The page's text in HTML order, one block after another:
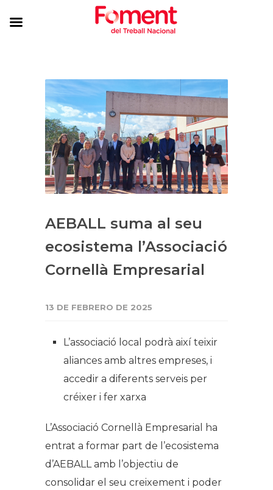
AEBALL suma al seu
ecosistema l’Associació
Cornellà Empresarial
13 DE FEBRERO DE 2025
L’associació local podrà així teixir
aliances amb altres empreses, i
accedir a diferents serveis per
créixer i fer xarxa
L’Associació Cornellà Empresarial ha
entrat a formar part de l’ecosistema
d’AEBALL amb l’objectiu de
consolidar el seu creixement i poder